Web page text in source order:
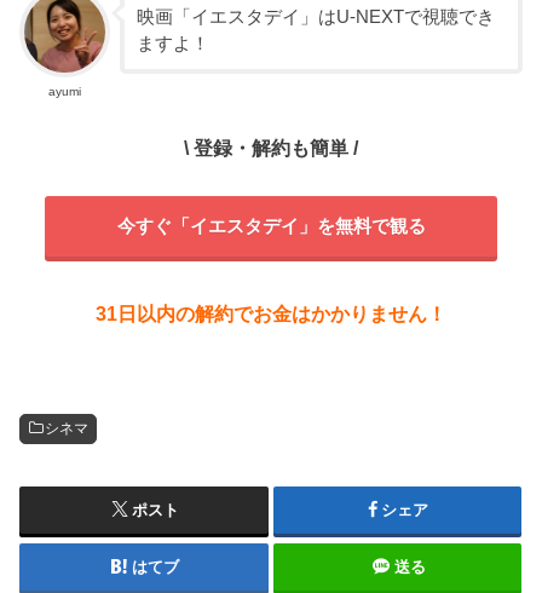
ayumi
映画「イエスタデイ」はU-NEXTで視聴でき
ますよ！
\ 登録・解約も簡単 /
今すぐ「イエスタデイ」を無料で観る
31日以内の解約でお金はかかりません！
シネマ
ポスト シェア
はてブ 送る